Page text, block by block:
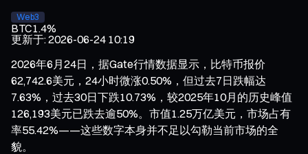
Web3
BTC1.4%
更新于:2026-06-24 10:19
2026年6月24日，据Gate行情数据显示，比特币报价
62,742.6美元，24小时微涨0.50%，但过去7日跌幅达
7.63%，过去30日下跌10.73%，较2025年10月的历史峰值
126,193美元已跌去逾50%。市值1.25万亿美元，市场占有
率55.42%——这些数字本身并不足以勾勒当前市场的全
貌。